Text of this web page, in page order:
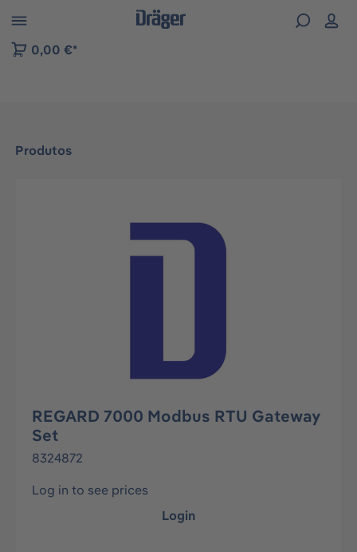
to B2B platform navigation
0,00 €*
Produtos
Ignorar galeria de imagens
REGARD 7000 Modbus RTU Gateway
Set
8324872
Log in to see prices
Login